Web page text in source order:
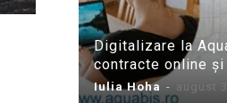
Digitalizare la
contracte online și
Iulia Hoha - august